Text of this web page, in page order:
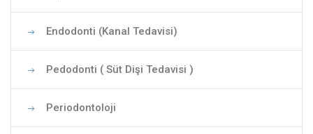
Endodonti (Kanal Tedavisi)
Pedodonti ( Süt Dişi Tedavisi )
Periodontoloji